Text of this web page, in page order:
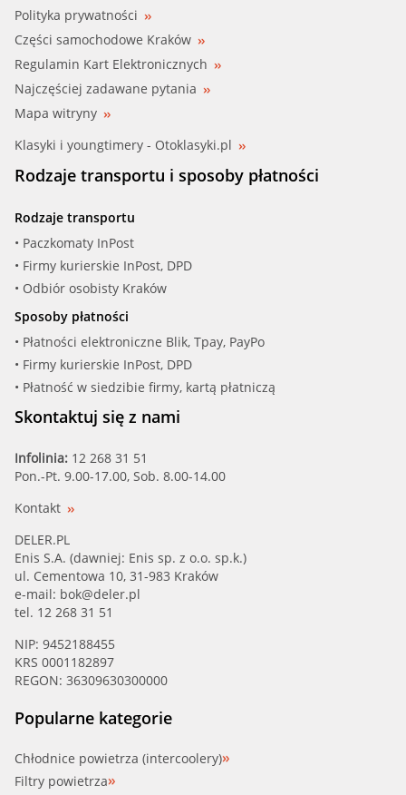
Polityka prywatności
Części samochodowe Kraków
Regulamin Kart Elektronicznych
Najczęściej zadawane pytania
Mapa witryny
Klasyki i youngtimery - Otoklasyki.pl
Rodzaje transportu i sposoby płatności
Rodzaje transportu
• Paczkomaty InPost
• Firmy kurierskie InPost, DPD
• Odbiór osobisty Kraków
Sposoby płatności
• Płatności elektroniczne Blik, Tpay, PayPo
• Firmy kurierskie InPost, DPD
• Płatność w siedzibie firmy, kartą płatniczą
Skontaktuj się z nami
Infolinia: 12 268 31 51
Pon.-Pt. 9.00-17.00, Sob. 8.00-14.00
Kontakt
DELER.PL
Enis S.A. (dawniej: Enis sp. z o.o. sp.k.)
ul. Cementowa 10, 31-983 Kraków
e-mail: bok@deler.pl
tel. 12 268 31 51
NIP: 9452188455
KRS 0001182897
REGON: 36309630300000
Popularne kategorie
Chłodnice powietrza (intercoolery)
Filtry powietrza